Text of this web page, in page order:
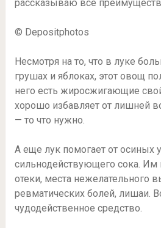
© Depositphotos
Несмотря на то, что в луке
грушах и яблоках, этот овощ
него есть жиросжигающие
хорошо избавляет от лишней
— то что нужно.
А еще лук помогает от осиных
сильнодействующего сока. Им
отеки, места нежелательного
ревматических болей, лишаи.
чудодейственное средство.